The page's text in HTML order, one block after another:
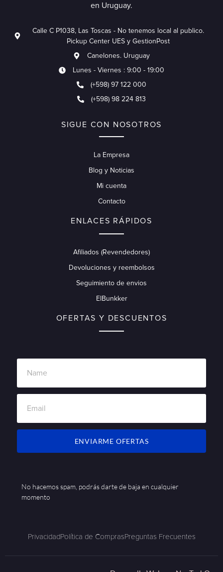
en Uruguay.
Calle C P1038, Las Toscas - No tenemos local al publico.
Pickup Center UES y GestionPost
Canelones. Uruguay
Lunes - Viernes : 9:00 - 19:00
(+598) 97 122 000
(+598) 98 224 813
SIGUE CON NOSOTROS
La Empresa
Blog y Noticias
Mi cuenta
Contacto
ENLACES RÁPIDOS
Afiliados (Revendedores)
Devoluciones y reembolsos
Seguimiento de envios
ElBunkker
OFERTAS Y DESCUENTOS
ENVIARME OFERTAS
No hacemos spam, podrás darte de baja en cualquier
momento
PrivacidadPolítica de ComprasPreguntas Frecuentes